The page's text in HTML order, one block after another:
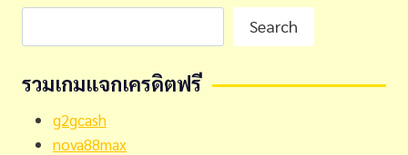
Search
รวมเกมแจกเครดิตฟรี
g2gcash
nova88max